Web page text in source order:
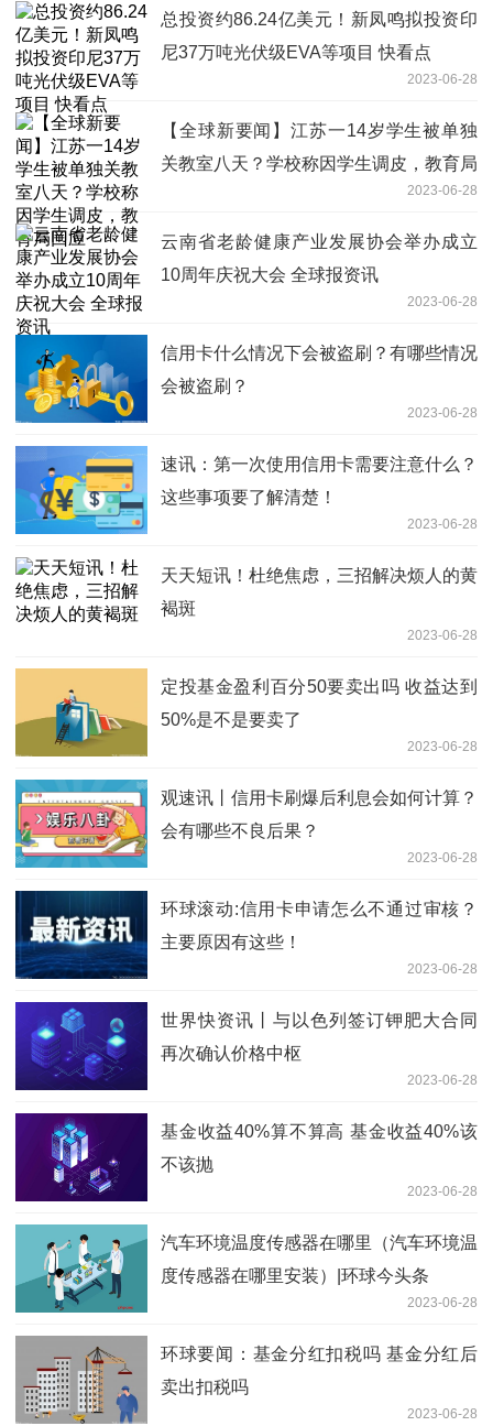
总投资约86.24亿美元！新凤鸣拟投资印
尼37万吨光伏级EVA等项目 快看点
2023-06-28
【全球新要闻】江苏一14岁学生被单独
关教室八天？学校称因学生调皮，教育局
2023-06-28
云南省老龄健康产业发展协会举办成立
10周年庆祝大会 全球报资讯
2023-06-28
信用卡什么情况下会被盗刷？有哪些情况
会被盗刷？
2023-06-28
速讯：第一次使用信用卡需要注意什么？
这些事项要了解清楚！
2023-06-28
天天短讯！杜绝焦虑，三招解决烦人的黄
褐斑
2023-06-28
定投基金盈利百分50要卖出吗 收益达到
50%是不是要卖了
2023-06-28
观速讯丨信用卡刷爆后利息会如何计算？
会有哪些不良后果？
2023-06-28
环球滚动:信用卡申请怎么不通过审核？
主要原因有这些！
2023-06-28
世界快资讯丨与以色列签订钾肥大合同
再次确认价格中枢
2023-06-28
基金收益40%算不算高 基金收益40%该
不该抛
2023-06-28
汽车环境温度传感器在哪里（汽车环境温
度传感器在哪里安装）|环球今头条
2023-06-28
环球要闻：基金分红扣税吗 基金分红后
卖出扣税吗
2023-06-28